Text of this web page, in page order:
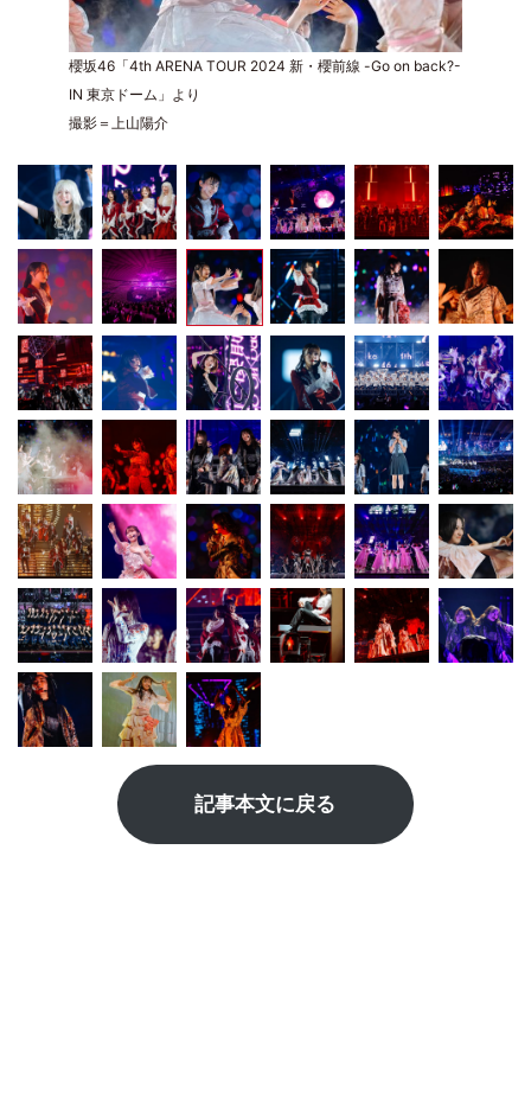
櫻坂46「4th ARENA TOUR 2024 新・櫻前線 -Go on back?-
IN 東京ドーム」より
撮影＝上山陽介
記事本文に戻る